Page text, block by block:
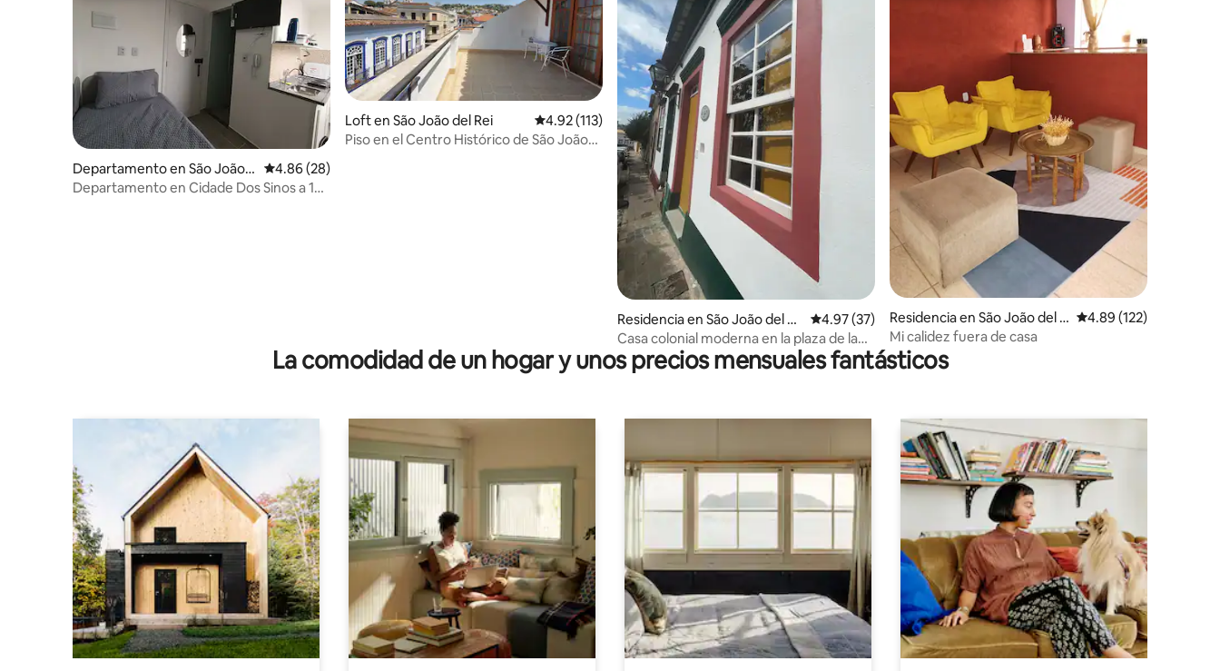
Departamento en São João d
el Rei
Calificación promedio: 4.86 de 5; 28 evaluaciones
4.86 (28)
Departamento en Cidade Dos Sinos a 100
Loft en São João del Rei Calificación promedio: 4.92 de 5; 113 evaluaciones
4.92 (113)
Piso en el Centro Histórico de São João
Residencia en São João del Re
i
Calificación promedio: 4.97 de 5; 37 evaluaciones
4.97 (37)
Casa colonial moderna en la plaza de la
Ciudad Vieja
Residencia en São João del R
ei
Calificación promedio:
4.89 (122)
Mi calidez fuera de casa
La comodidad de un hogar y unos precios mensuales fantásticos